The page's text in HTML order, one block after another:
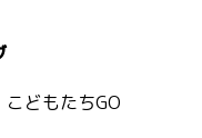
どもたちGO